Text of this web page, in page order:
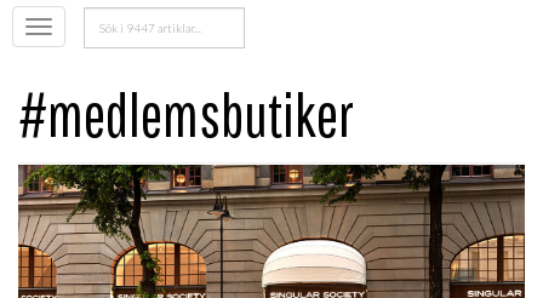
Öppna
menyn
Sök
efter:
#medlemsbutiker